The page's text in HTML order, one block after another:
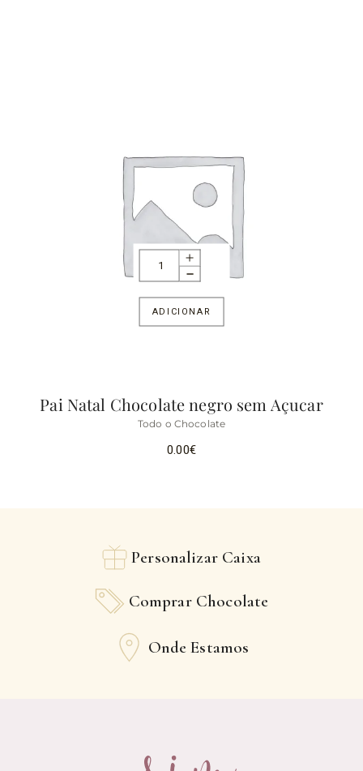
ADICIONAR
Pai Natal Chocolate negro sem Açucar
Todo o Chocolate
0.00€
Personalizar Caixa
Comprar Chocolate
Onde Estamos